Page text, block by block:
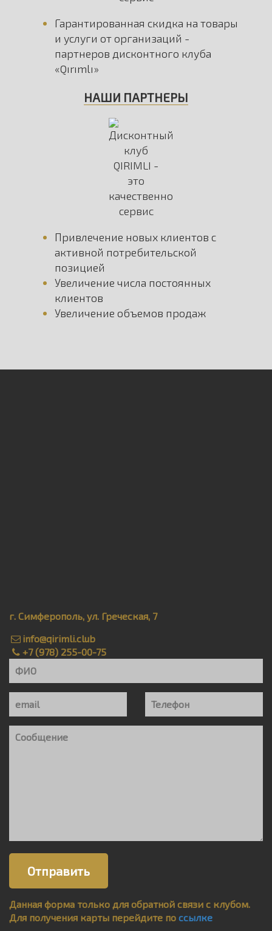
Гарантированная скидка на товары
и услуги от организаций -
партнеров дисконтного клуба
«Qırımlı»
НАШИ ПАРТНЕРЫ
Привлечение новых клиентов с
активной потребительской
позицией
Увеличение числа постоянных
клиентов
Увеличение объемов продаж
г. Симферополь, ул. Греческая, 7
info@qirimli.club
+7 (978) 255-00-75
Данная форма только для обратной связи с клубом.
Для получения карты перейдите по ссылке